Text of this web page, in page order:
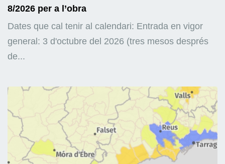
8/2026 per a l’obra
Dates que cal tenir al calendari: Entrada en vigor
general: 3 d'octubre del 2026 (tres mesos després
de...